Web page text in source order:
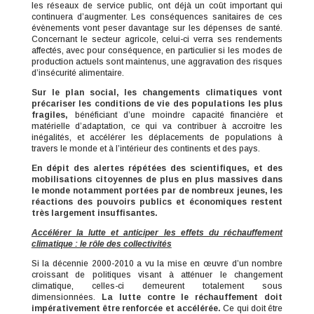
les réseaux de service public, ont déjà un coût important qui
continuera d’augmenter. Les conséquences sanitaires de ces
évènements vont peser davantage sur les dépenses de santé.
Concernant le secteur agricole, celui-ci verra ses rendements
affectés, avec pour conséquence, en particulier si les modes de
production actuels sont maintenus, une aggravation des risques
d’insécurité alimentaire.
Sur le plan social, les changements climatiques vont
précariser les conditions de vie des populations les plus
fragiles, bénéficiant d’une moindre capacité financière et
matérielle d’adaptation, ce qui va contribuer à accroitre les
inégalités, et accélérer les déplacements de populations à
travers le monde et à l’intérieur des continents et des pays.
En dépit des alertes répétées des scientifiques, et des
mobilisations citoyennes de plus en plus massives dans
le monde notamment portées par de nombreux jeunes, les
réactions des pouvoirs publics et économiques restent
très largement insuffisantes.
Accélérer la lutte et anticiper les effets du réchauffement
climatique : le rôle des collectivités
Si la décennie 2000-2010 a vu la mise en œuvre d’un nombre
croissant de politiques visant à atténuer le changement
climatique, celles-ci demeurent totalement sous
dimensionnées.
La lutte contre le réchauffement doit
impérativement être renforcée et accélérée. Ce qui doit être